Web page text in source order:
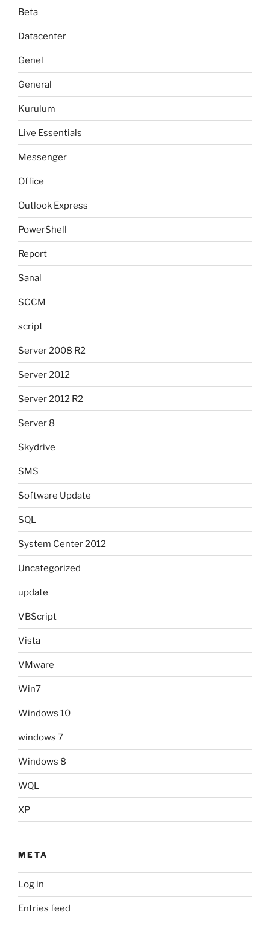
Beta
Datacenter
Genel
General
Kurulum
Live Essentials
Messenger
Office
Outlook Express
PowerShell
Report
Sanal
SCCM
script
Server 2008 R2
Server 2012
Server 2012 R2
Server 8
Skydrive
SMS
Software Update
SQL
System Center 2012
Uncategorized
update
VBScript
Vista
VMware
Win7
Windows 10
windows 7
Windows 8
WQL
XP
META
Log in
Entries feed